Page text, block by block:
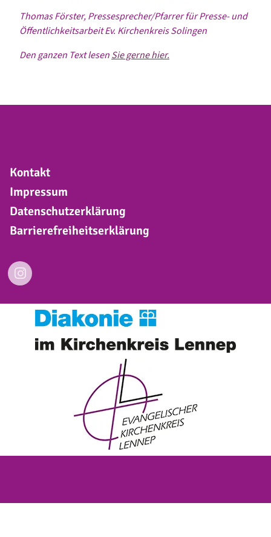
Thomas Förster, Pressesprecher/Pfarrer für Presse- und
Öffentlichkeitsarbeit Ev. Kirchenkreis Solingen
Den ganzen Text lesenSie gerne hier.
Kontakt
Impressum
Datenschutzerklärung
Barrierefreiheitserklärung